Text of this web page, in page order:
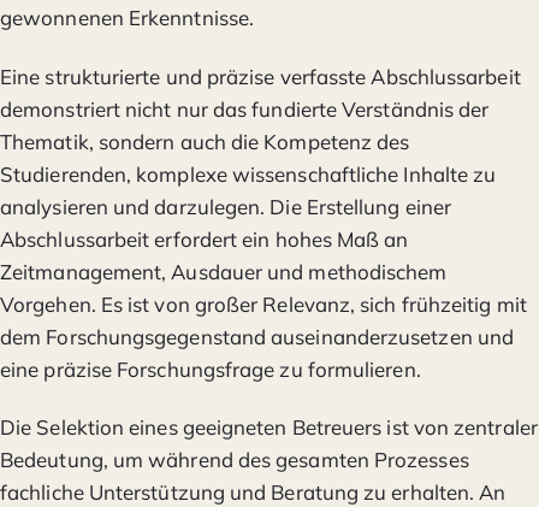
gewonnenen Erkenntnisse.
Eine strukturierte und präzise verfasste Abschlussarbeit
demonstriert nicht nur das fundierte Verständnis der
Thematik, sondern auch die Kompetenz des
Studierenden, komplexe wissenschaftliche Inhalte zu
analysieren und darzulegen. Die Erstellung einer
Abschlussarbeit erfordert ein hohes Maß an
Zeitmanagement, Ausdauer und methodischem
Vorgehen. Es ist von großer Relevanz, sich frühzeitig mit
dem Forschungsgegenstand auseinanderzusetzen und
eine präzise Forschungsfrage zu formulieren.
Die Selektion eines geeigneten Betreuers ist von zentraler
Bedeutung, um während des gesamten Prozesses
fachliche Unterstützung und Beratung zu erhalten. An